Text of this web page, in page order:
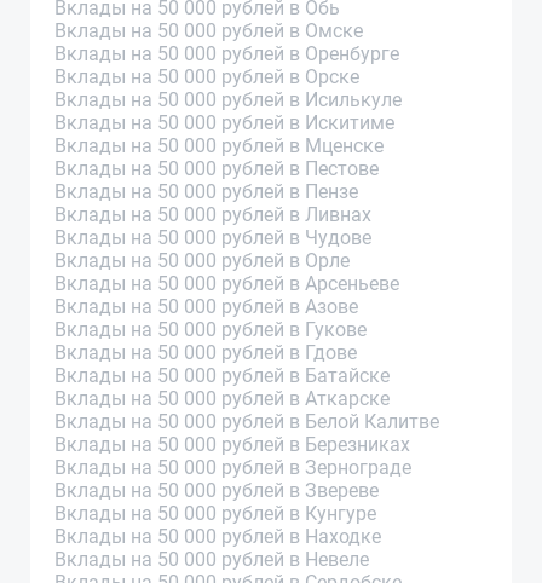
Вклады на 50 000 рублей в Обь
Вклады на 50 000 рублей в Омске
Вклады на 50 000 рублей в Оренбурге
Вклады на 50 000 рублей в Орске
Вклады на 50 000 рублей в Исилькуле
Вклады на 50 000 рублей в Искитиме
Вклады на 50 000 рублей в Мценске
Вклады на 50 000 рублей в Пестове
Вклады на 50 000 рублей в Пензе
Вклады на 50 000 рублей в Ливнах
Вклады на 50 000 рублей в Чудове
Вклады на 50 000 рублей в Орле
Вклады на 50 000 рублей в Арсеньеве
Вклады на 50 000 рублей в Азове
Вклады на 50 000 рублей в Гукове
Вклады на 50 000 рублей в Гдове
Вклады на 50 000 рублей в Батайске
Вклады на 50 000 рублей в Аткарске
Вклады на 50 000 рублей в Белой Калитве
Вклады на 50 000 рублей в Березниках
Вклады на 50 000 рублей в Зернограде
Вклады на 50 000 рублей в Звереве
Вклады на 50 000 рублей в Кунгуре
Вклады на 50 000 рублей в Находке
Вклады на 50 000 рублей в Невеле